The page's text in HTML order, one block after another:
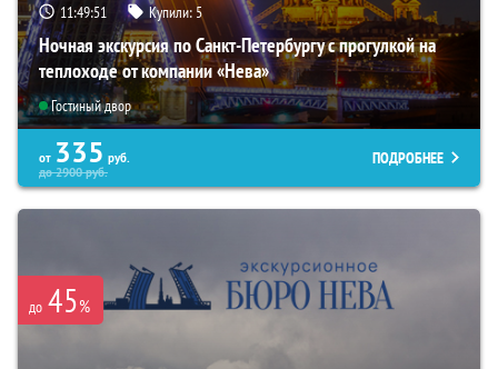
11:49:50 Купили:5
Ночная экскурсия по Санкт-Петербургу с прогулкой на
теплоходе от компании «Нева»
Гостиный двор
от 335 руб.
до2900руб.
ПОДРОБНЕЕ
до 45%